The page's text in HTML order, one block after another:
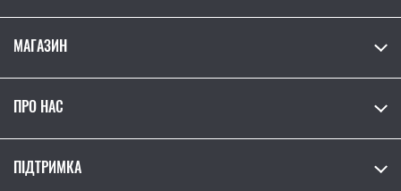
МАГАЗИН
ПРО НАС
ПІДТРИМКА